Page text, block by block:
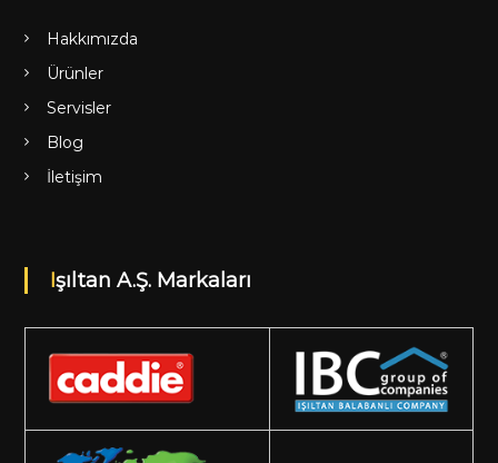
Hakkımızda
Ürünler
Servisler
Blog
İletişim
Işıltan A.Ş. Markaları